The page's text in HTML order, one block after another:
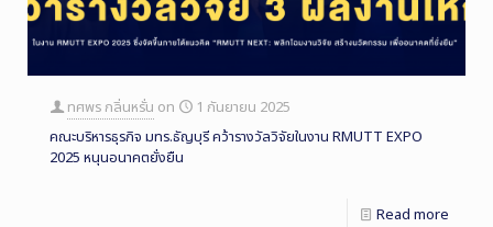
ทศพร กลิ่นหรั่น on
1 กันยายน 2025
คณะบริหารธุรกิจ มทร.ธัญบุรี คว้ารางวัลวิจัยในงาน RMUTT EXPO
2025 หนุนอนาคตยั่งยืน
Read more